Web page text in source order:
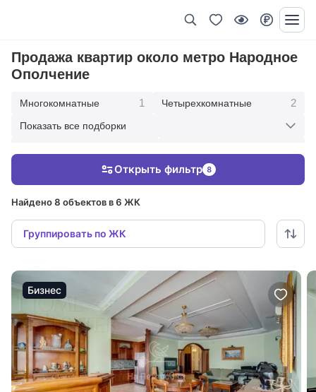
Продажа квартир около метро Народное
Ополчение
Многокомнатные 1 Четырехкомнатные 2
В современном стиле
Показать все подборки
Найдено 8 объектов в 6 ЖК
Группировать по ЖК
Открыть фильтр 8
Бизнес